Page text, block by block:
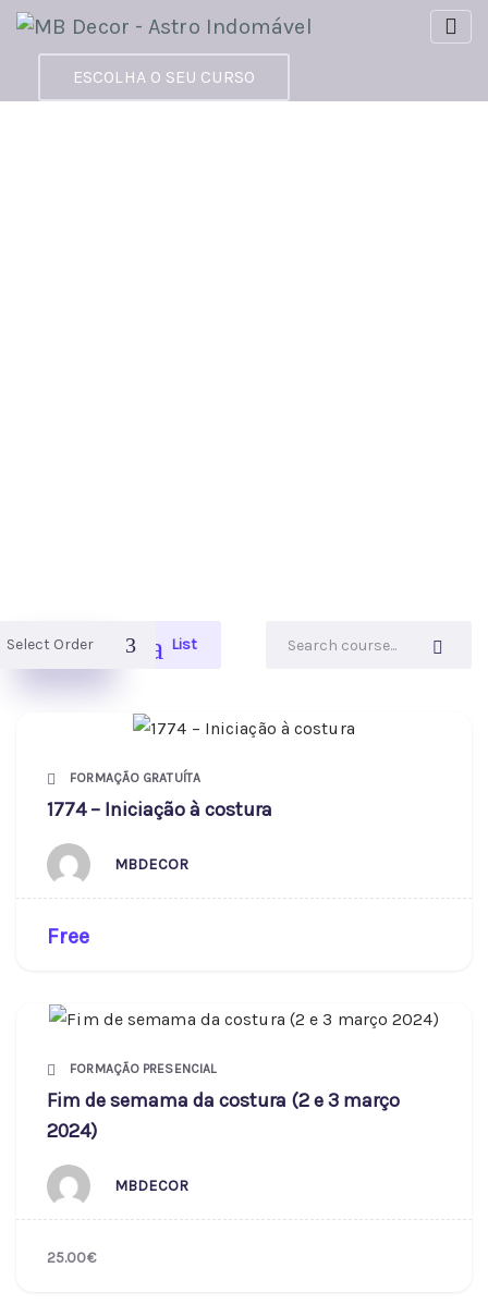
ESCOLHA O SEU CURSO
Grid List
FORMAÇÃO GRATUÍTA
1774 – Iniciação à costura
MBDECOR
Free
FORMAÇÃO PRESENCIAL
Fim de semama da costura (2 e 3 março
2024)
MBDECOR
25.00€